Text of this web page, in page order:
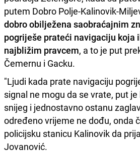
putem Dobro Polje-Kalinovik-
dobro obilježena saobraćajnim
pogriješe prateći navigaciju koja
najbližim pravcem, a to je put
Čemernu i Gacku.
"Ljudi kada prate navigaciju
signal ne mogu da se vrate, put
snijeg i jednostavno ostanu
određeno vrijeme ne dođu, onda
policijsku stanicu Kalinovik da
Jovanović.